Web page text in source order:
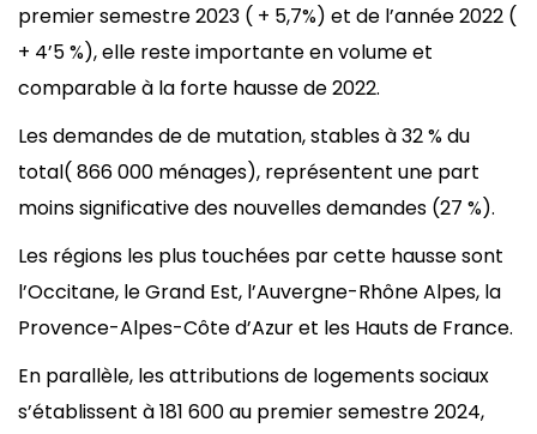
premier semestre 2023 ( + 5,7%) et de l’année 2022 (
+ 4’5 %), elle reste importante en volume et
comparable à la forte hausse de 2022.
Les demandes de de mutation, stables à 32 % du
total( 866 000 ménages), représentent une part
moins significative des nouvelles demandes (27 %).
Les régions les plus touchées par cette hausse sont
l’Occitane, le Grand Est, l’Auvergne-Rhône Alpes, la
Provence-Alpes-Côte d’Azur et les Hauts de France.
En parallèle, les attributions de logements sociaux
s’établissent à 181 600 au premier semestre 2024,